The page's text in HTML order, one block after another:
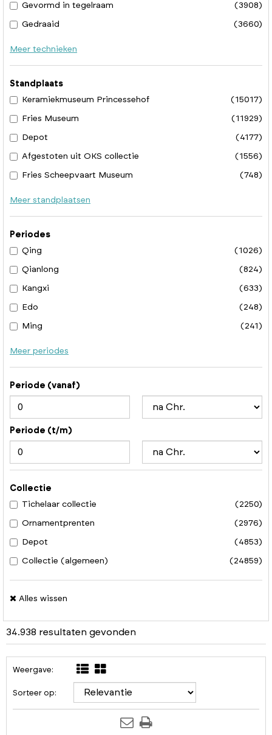
Gevormd in tegelraam (3908)
Gedraaid (3660)
Meer technieken
Standplaats
Keramiekmuseum Princessehof
(15017)
Fries Museum (11929)
Depot (4177)
Afgestoten uit OKS collectie (1556)
Fries Scheepvaart Museum (748)
Meer standplaatsen
Periodes
Qing
(1026)
Qianlong (824)
Kangxi (633)
Edo (248)
Ming (241)
Meer periodes
Periode (vanaf)
Periode (t/m)
Collectie
Tichelaar collectie
(2250)
Ornamentprenten (2976)
Depot (4853)
Collectie (algemeen) (24859)
Alles wissen
34.938 resultaten gevonden
Weergave:
Sorteer op: